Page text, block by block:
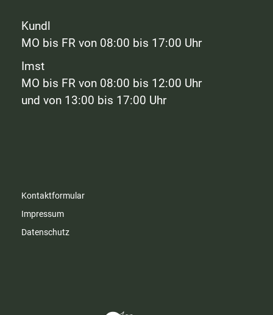
Kundl
MO bis FR von 08:00 bis 17:00 Uhr
Imst
MO bis FR von 08:00 bis 12:00 Uhr
und von 13:00 bis 17:00 Uhr
Kontaktformular
Impressum
Datenschutz